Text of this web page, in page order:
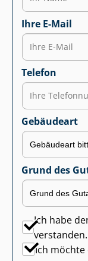
Ihre E-Mail
Telefon
Gebäudeart
Grund des
Ich habe
verstanden.
Ich